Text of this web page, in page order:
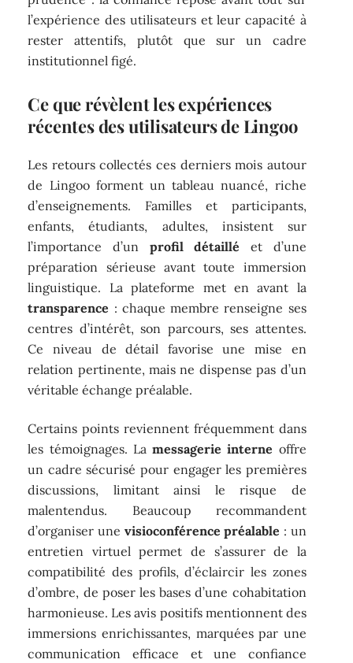
l’expérience des utilisateurs et leur capacité à
rester attentifs, plutôt que sur un cadre
institutionnel figé.
Ce que révèlent les expériences
récentes des utilisateurs de Lingoo
Les retours collectés ces derniers mois autour
de Lingoo forment un tableau nuancé, riche
d’enseignements. Familles et participants,
enfants, étudiants, adultes, insistent sur
l’importance d’un profil détaillé et d’une
préparation sérieuse avant toute immersion
linguistique. La plateforme met en avant la
transparence : chaque membre renseigne ses
centres d’intérêt, son parcours, ses attentes.
Ce niveau de détail favorise une mise en
relation pertinente, mais ne dispense pas d’un
véritable échange préalable.
Certains points reviennent fréquemment dans
les témoignages. Lamessagerie interne offre
un cadre sécurisé pour engager les premières
discussions, limitant ainsi le risque de
malentendus. Beaucoup recommandent
d’organiser une visioconférence préalable : un
entretien virtuel permet de s’assurer de la
compatibilité des profils, d’éclaircir les zones
d’ombre, de poser les bases d’une cohabitation
harmonieuse. Les avis positifs mentionnent des
immersions enrichissantes, marquées par une
communication efficace et une confiance